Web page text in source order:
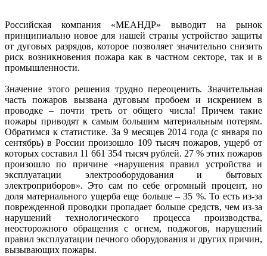
Российская компания «МЕАНДР» выводит на рынок
принципиально новое для нашей страны устройство защиты
от дуговых разрядов, которое позволяет значительно снизить
риск возникновения пожара как в частном секторе, так и в
промышленности.
Значение этого решения трудно переоценить. Значительная
часть пожаров вызвана дуговым пробоем и искрением в
проводке – почти треть от общего числа! Причем такие
пожары приводят к самым большим материальным потерям.
Обратимся к статистике. За 9 месяцев 2014 года (с января по
сентябрь) в России произошло 109 тысяч пожаров, ущерб от
которых составил 11 661 354 тысяч рублей. 27 % этих пожаров
произошло по причине «нарушения правил устройства и
эксплуатации электрооборудования и бытовых
электроприборов». Это сам по себе огромный процент, но
доля материального ущерба еще больше – 35 %. То есть из-за
поврежденной проводки пропадает больше средств, чем из-за
нарушений технологического процесса производства,
неосторожного обращения с огнем, поджогов, нарушений
правил эксплуатации печного оборудования и других причин,
вызывающих пожары.